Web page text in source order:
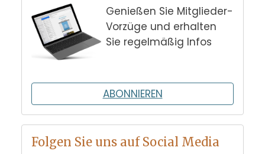
Genießen Sie Mitglieder-
Vorzüge und erhalten
Sie regelmäßig Infos
ABONNIEREN
Folgen Sie uns auf Social Media